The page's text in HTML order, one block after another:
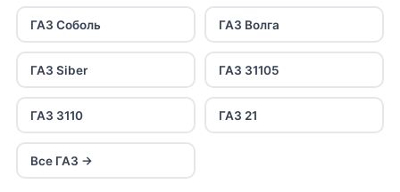
ГАЗ Соболь ГАЗ Волга
ГАЗ Siber ГАЗ 31105
ГАЗ 3110 ГАЗ 21
Все ГАЗ →